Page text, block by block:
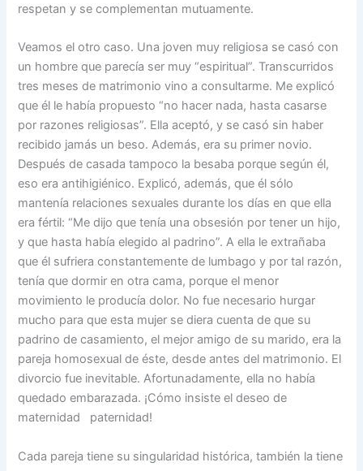
respetan y se complementan mutuamente.
Veamos el otro caso. Una joven muy religiosa se casó con
un hombre que parecía ser muy “espiritual”. Transcurridos
tres meses de matrimonio vino a consultarme. Me explicó
que él le había propuesto “no hacer nada, hasta casarse
por razones religiosas”. Ella aceptó, y se casó sin haber
recibido jamás un beso. Además, era su primer novio.
Después de casada tampoco la besaba porque según él,
eso era antihigiénico. Explicó, además, que él sólo
mantenía relaciones sexuales durante los días en que ella
era fértil: “Me dijo que tenía una obsesión por tener un hijo,
y que hasta había elegido al padrino”. A ella le extrañaba
que él sufriera constantemente de lumbago y por tal razón,
tenía que dormir en otra cama, porque el menor
movimiento le producía dolor. No fue necesario hurgar
mucho para que esta mujer se diera cuenta de que su
padrino de casamiento, el mejor amigo de su marido, era la
pareja homosexual de éste, desde antes del matrimonio. El
divorcio fue inevitable. Afortunadamente, ella no había
quedado embarazada. ¡Cómo insiste el deseo de
maternidad paternidad!
Cada pareja tiene su singularidad histórica, también la tiene